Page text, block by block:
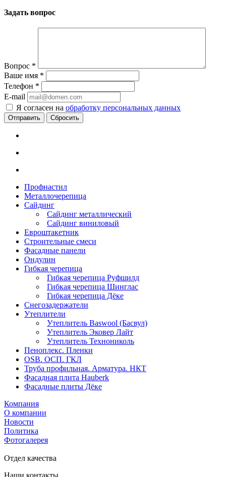
Задать вопрос
Вопрос *
Ваше имя *
Телефон *
E-mail
Я согласен на обработку персональных данных
Сбросить
Профнастил
Металлочерепица
Сайдинг
Сайдинг металлический
Сайдинг виниловый
Евроштакетник
Строительные смеси
Фасадные панели
Ондулин
Гибкая черепица
Гибкая черепица Руфшилд
Гибкая черепица Шинглас
Гибкая черепица Дёке
Снегозадержатели
Утеплители
Утеплитель Baswool (Басвул)
Утеплитель Эковер Лайт
Утеплитель Технониколь
Пеноплекс. Пленки
OSB. ОСП. ГКЛ
Труба профильная. Арматура. НКТ
Фасадная плита Hauberk
Фасадные плиты Дёке
Компания
О компании
Новости
Политика
Фотогалерея
Отдел качества
Наши контакты